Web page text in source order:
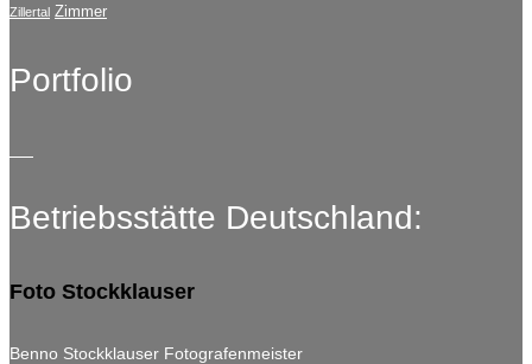
Zillertal Zimmer
Portfolio
Betriebsstätte Deutschland:
Foto Stockklauser
Benno Stockklauser Fotografenmeister